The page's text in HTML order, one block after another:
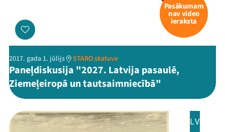
Pasākumam
nav video
ieraksta
2017. gada 1. jūlijs STARO skatuve
Paneļdiskusija "2027. Latvija pasaulē,
Ziemeļeiropā un tautsaimniecībā"
LV